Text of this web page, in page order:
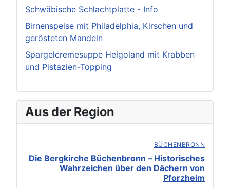
Schwäbische Schlachtplatte - Info
Birnenspeise mit Philadelphia, Kirschen und
gerösteten Mandeln
Spargelcremesuppe Helgoland mit Krabben
und Pistazien-Topping
Aus der Region
BÜCHENBRONN
Die Bergkirche Büchenbronn – Historisches
Wahrzeichen über den Dächern von
Pforzheim